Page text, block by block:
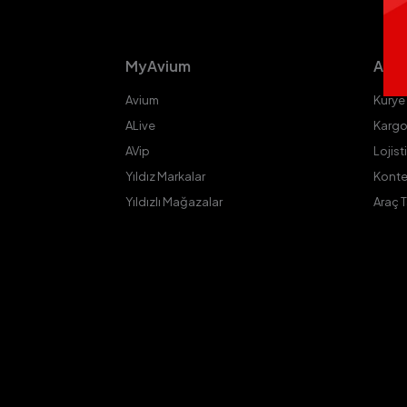
MyAvium
Avium
ALive
AVip
Yıldız Markalar
Yıldızlı Mağazalar
Araç